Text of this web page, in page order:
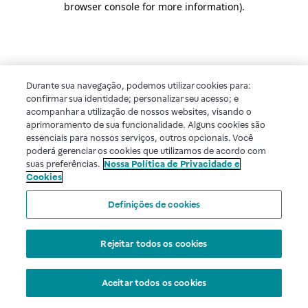
browser console for more information).
Durante sua navegação, podemos utilizar cookies para:
confirmar sua identidade; personalizar seu acesso; e
acompanhar a utilização de nossos websites, visando o
aprimoramento de sua funcionalidade. Alguns cookies são
essenciais para nossos serviços, outros opcionais. Você
poderá gerenciar os cookies que utilizamos de acordo com
suas preferências. Nossa Política de Privacidade e
Cookies
Definições de cookies
Rejeitar todos os cookies
Aceitar todos os cookies